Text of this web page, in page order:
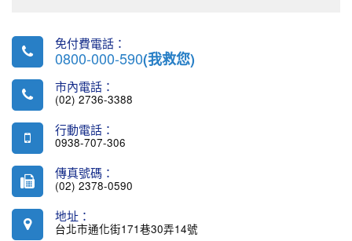
免付費電話：
0800-000-590(我救您)
市內電話：
(02) 2736-3388
行動電話：
0938-707-306
傳真號碼：
(02) 2378-0590
地址：
台北市通化街171巷30弄14號